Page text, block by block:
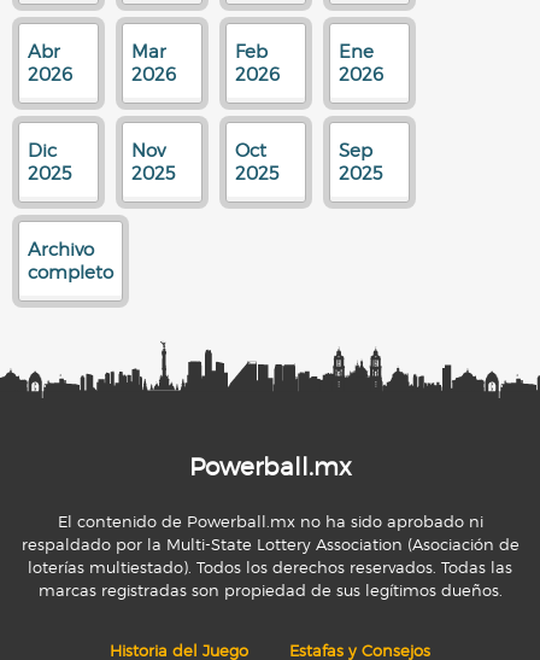
Abr
2026
Mar
2026
Feb
2026
Ene
2026
Dic
2025
Nov
2025
Oct
2025
Sep
2025
Archivo
completo
Powerball.mx
El contenido de Powerball.mx no ha sido aprobado ni
respaldado por la Multi-State Lottery Association (Asociación de
loterías multiestado). Todos los derechos reservados. Todas las
marcas registradas son propiedad de sus legítimos dueños.
Historia del Juego Estafas y Consejos